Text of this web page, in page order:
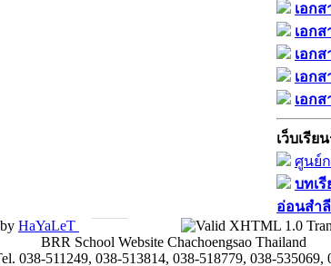
เอก
เอก
เอก
เอก
เอก
เว็บเรีย
ศูนย์
บทเ
อ่อนสำ
by HaYaLeT
BRR School Website Chachoengsao Thailand
038-511249, 038-513814, 038-518779, 038-535069,